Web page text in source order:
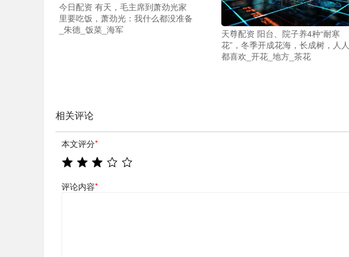
今日配资 有天，毛主席到萧劲光家
里要吃饭，萧劲光：我什么都没准备
_朱德_饭菜_海军
天尊配资 阳台、院子养4种“耐寒
花”，冬季开成花海，长成树，人人
都喜欢_开花_地方_茶花
相关评论
本文评分*
评论内容*